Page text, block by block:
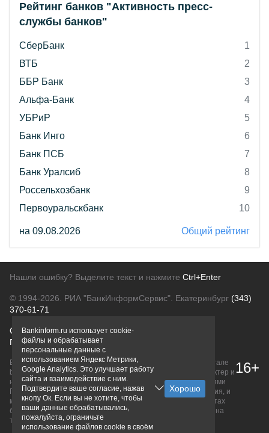
Рейтинг банков "Активность пресс-
службы банков"
СберБанк
1
ВТБ
2
ББР Банк
3
Альфа-Банк
4
УБРиР
5
Банк Инго
6
Банк ПСБ
7
Банк Уралсиб
8
Россельхозбанк
9
Первоуральскбанк
10
на 09.08.2026 Общий рейтинг
Нашли ошибку? Выделите текст и нажмите Ctrl+Enter
© 1994-2026. РИА "БанкИнформСервис". Екатеринбург (343)
370-61-71
О проектеПолитика конфиденциальности
Правовая информацияДля рекламодателей
Вся информация о продуктах банков, размещенная на портале
bankinform.ru, носит исключительно ознакомительный характер и
не является публичной офертой, определяемой положениями
ГК РФ. Информация не содержит точного и полного описания, и
может быть изменена. Конечные условия уточняйте на сайтах
банков или при личном обращении. Исключительное право на
товарные знаки принадлежит их правообладателям.
16+
Bankinform.ru использует cookie-
файлы и обрабатывает
персональные данные с
использованием Яндекс Метрики,
Google Analytics. Это улучшает работу
сайта и взаимодействие с ним.
Подтвердите ваше согласие, нажав
кнопу Ок. Если вы не хотите, чтобы
ваши данные обрабатывались,
пожалуйста, ограничьте
использование файлов cookie в своём